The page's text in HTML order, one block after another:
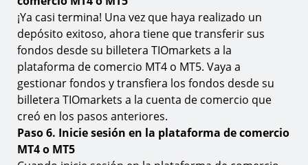
¡Ya casi termina! Una vez que haya realizado un
depósito exitoso, ahora tiene que transferir sus
fondos desde su billetera TIOmarkets a la
plataforma de comercio MT4 o MT5. Vaya a
gestionar fondos y transfiera los fondos desde su
billetera TIOmarkets a la cuenta de comercio que
creó en los pasos anteriores.
Paso 6. Inicie sesión en la plataforma de comercio
MT4 o MT5